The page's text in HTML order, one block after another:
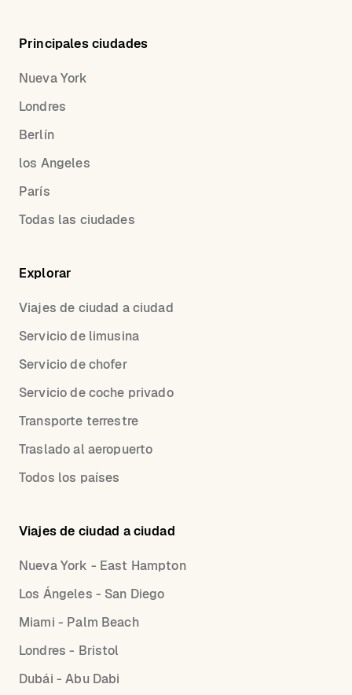
Principales ciudades
Nueva York
Londres
Berlín
los Angeles
París
Todas las ciudades
Explorar
Viajes de ciudad a ciudad
Servicio de limusina
Servicio de chofer
Servicio de coche privado
Transporte terrestre
Traslado al aeropuerto
Todos los países
Viajes de ciudad a ciudad
Nueva York - East Hampton
Los Ángeles - San Diego
Miami - Palm Beach
Londres - Bristol
Dubái - Abu Dabi